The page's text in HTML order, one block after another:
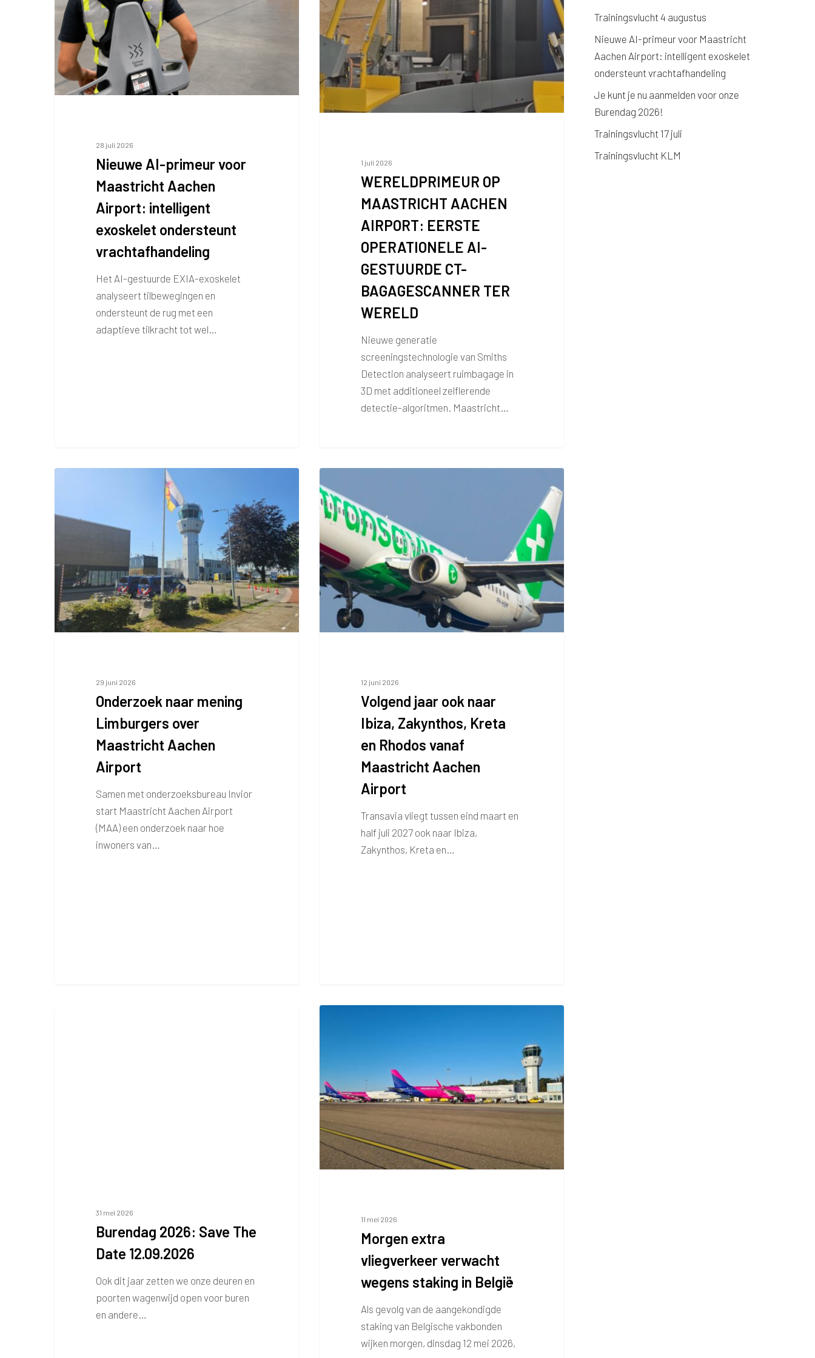
Maastricht
Aachen
Airport:
intelligent
exoskelet
ondersteunt
28 juli 2026
Nieuwe AI-primeur voor
Maastricht Aachen
Airport: intelligent
exoskelet ondersteunt
vrachtafhandeling
Het AI-gestuurde EXIA-exoskelet
analyseert tilbewegingen en
ondersteunt de rug met een
adaptieve tilkracht tot wel…
AIRPORT:
EERSTE
OPERATIONELE
GESTUURDE
CT-
BAGAGESCANNER
1 juli 2026
WERELDPRIMEUR OP
MAASTRICHT AACHEN
AIRPORT: EERSTE
OPERATIONELE AI-
GESTUURDE CT-
BAGAGESCANNER TER
WERELD
Nieuwe generatie
screeningstechnologie van Smiths
Detection analyseert ruimbagage in
3D met additioneel zelflerende
detectie-algoritmen. Maastricht…
Limburgers
Maastricht
Aachen
Airport
29 juni 2026
Onderzoek naar mening
Limburgers over
Maastricht Aachen
Airport
Samen met onderzoeksbureau Invior
start Maastricht Aachen Airport
(MAA) een onderzoek naar hoe
inwoners van…
jaar
ook
naar
Ibiza,
Zakynthos,
Kreta
en
Rhodos
vanaf
12 juni 2026
Volgend jaar ook naar
Ibiza, Zakynthos, Kreta
en Rhodos vanaf
Maastricht Aachen
Airport
Transavia vliegt tussen eind maart en
half juli 2027 ook naar Ibiza,
Zakynthos, Kreta en…
31 mei 2026
Burendag 2026: Save The
Date 12.09.2026
Ook dit jaar zetten we onze deuren en
poorten wagenwijd open voor buren
en andere…
wegens
staking
België
11 mei 2026
Morgen extra
vliegverkeer verwacht
wegens staking in België
Als gevolg van de aangekondigde
staking van Belgische vakbonden
wijken morgen, dinsdag 12 mei 2026,
Trainingsvlucht 4 augustus
Nieuwe AI-primeur voor Maastricht
Aachen Airport: intelligent exoskelet
ondersteunt vrachtafhandeling
Je kunt je nu aanmelden voor onze
Burendag 2026!
Trainingsvlucht 17 juli
Trainingsvlucht KLM